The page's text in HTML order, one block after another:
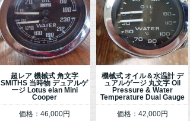
超レア 機械式 角文字
SMITHS 当時物 デュアルゲ
ージ Lotus elan Mini
Cooper
価格：46,000円
機械式 オイル＆水温計 デ
ュアルゲージ 丸文字 Oil
Pressure & Water
Temperature Dual Gauge
価格：42,000円